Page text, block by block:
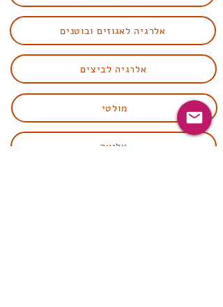
אלרגיה לאגוזים ובוטנים
אלרגיה לביצים
מולטי
צליאק